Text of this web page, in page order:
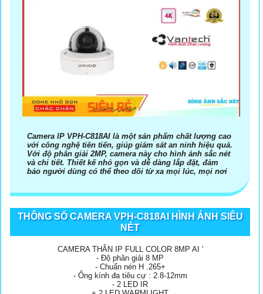
Camera IP VPH-C818AI là một sản phẩm chất lượng cao
với công nghệ tiên tiến, giúp giám sát an ninh hiệu quả.
Với độ phân giải 2MP, camera này cho hình ảnh sắc nét
và chi tiết. Thiết kế nhỏ gọn và dễ dàng lắp đặt, đảm
bảo người dùng có thể theo dõi từ xa mọi lúc, mọi nơi
THÔNG SỐ CAMERA VPH-C818AI HÌNH ẢNH SIÊU
NÉT
CAMERA THÂN IP FULL COLOR 8MP AI '
- Độ phân giải 8 MP
- Chuẩn nén H .265+
- Ống kính đa tiêu cự : 2.8-12mm
- 2 LED IR